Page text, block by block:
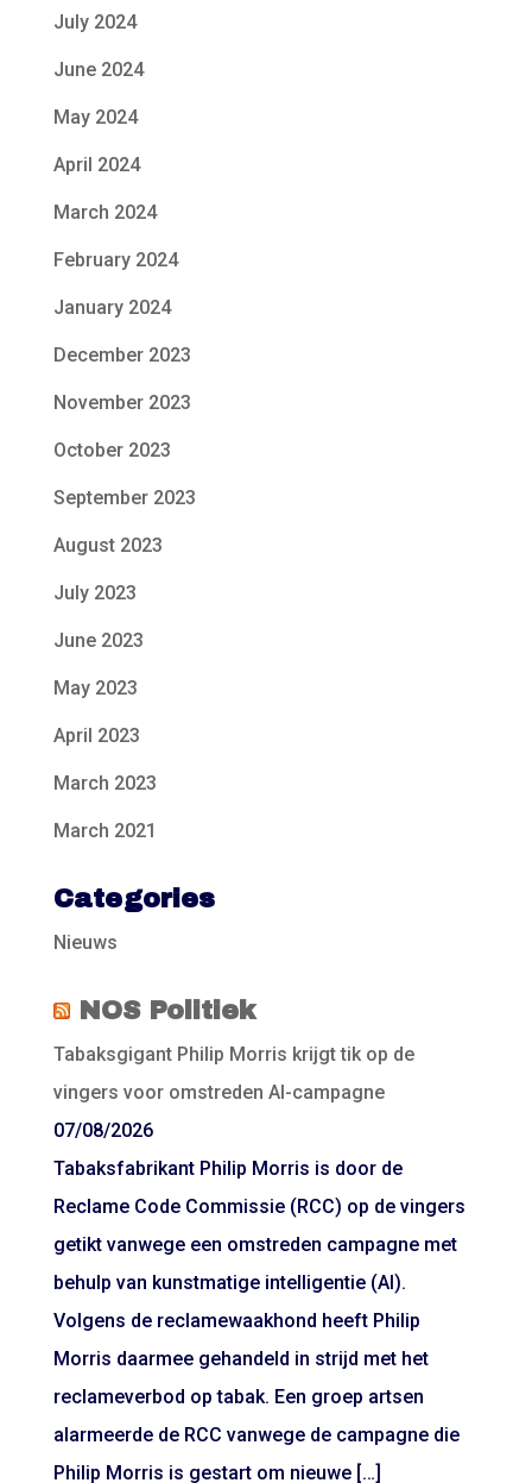
July 2024
June 2024
May 2024
April 2024
March 2024
February 2024
January 2024
December 2023
November 2023
October 2023
September 2023
August 2023
July 2023
June 2023
May 2023
April 2023
March 2023
March 2021
Categories
Nieuws
NOS Politiek
Tabaksgigant Philip Morris krijgt tik op de
vingers voor omstreden AI-campagne
07/08/2026
Tabaksfabrikant Philip Morris is door de
Reclame Code Commissie (RCC) op de vingers
getikt vanwege een omstreden campagne met
behulp van kunstmatige intelligentie (AI).
Volgens de reclamewaakhond heeft Philip
Morris daarmee gehandeld in strijd met het
reclameverbod op tabak. Een groep artsen
alarmeerde de RCC vanwege de campagne die
Philip Morris is gestart om nieuwe […]